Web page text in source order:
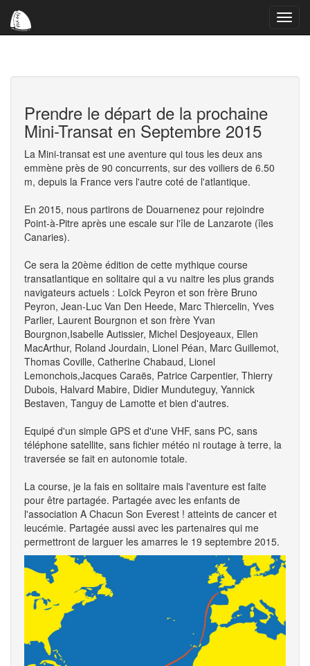
Prendre le départ de la prochaine
Mini-Transat en Septembre 2015
La Mini-transat est une aventure qui tous les deux ans
emmène près de 90 concurrents, sur des voiliers de 6.50
m, depuis la France vers l'autre coté de l'atlantique.
En 2015, nous partirons de Douarnenez pour rejoindre
Point-à-Pitre après une escale sur l'île de Lanzarote (îles
Canaries).
Ce sera la 20ème édition de cette mythique course
transatlantique en solitaire qui a vu naitre les plus grands
navigateurs actuels : Loïck Peyron et son frère Bruno
Peyron, Jean-Luc Van Den Heede, Marc Thiercelin, Yves
Parlier, Laurent Bourgnon et son frère Yvan
Bourgnon,Isabelle Autissier, Michel Desjoyeaux, Ellen
MacArthur, Roland Jourdain, Lionel Péan, Marc Guillemot,
Thomas Coville, Catherine Chabaud, Lionel
Lemonchois,Jacques Caraës, Patrice Carpentier, Thierry
Dubois, Halvard Mabire, Didier Munduteguy, Yannick
Bestaven, Tanguy de Lamotte et bien d'autres.
Equipé d'un simple GPS et d'une VHF, sans PC, sans
téléphone satellite, sans fichier météo ni routage à terre, la
traversée se fait en autonomie totale.
La course, je la fais en solitaire mais l'aventure est faite
pour être partagée. Partagée avec les enfants de
l'association A Chacun Son Everest ! atteints de cancer et
leucémie. Partagée aussi avec les partenaires qui me
permettront de larguer les amarres le 19 septembre 2015.